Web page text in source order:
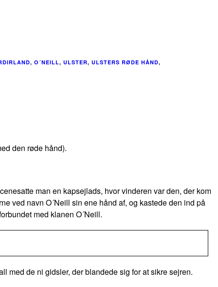
, O´NEILL, ULSTER, ULSTERS RØDE HÅND,
den røde hånd).
man en kapsejlads, hvor vinderen var den, der kom
ved navn O´Neill sin ene hånd af, og kastede den ind på
med klanen O´Neill.
med de ni gidsler, der blandede sig for at sikre sejren.